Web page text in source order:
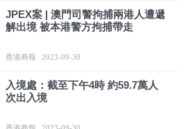
JPEX案 | 澳門司警拘捕兩港人遭遞
解出境 被本港警方拘捕帶走
香港商報 2023-09-30
入境處：截至下午4時 約59.7萬人
次出入境